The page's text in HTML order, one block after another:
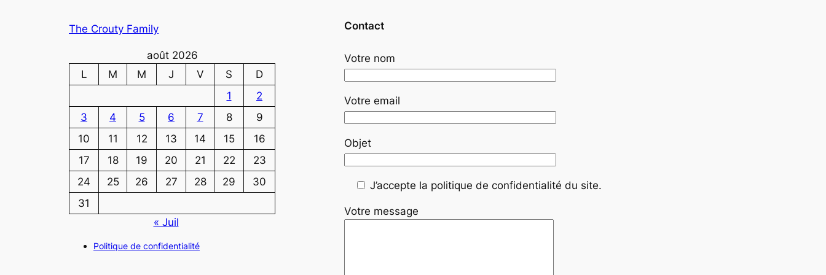
The Crouty Family
août 2026
L
M M J V S
D
1
2
3
4 5 6 7 8
9
10
11 12 13 14 15
16
17
18 19 20 21 22
23
24
25 26 27 28 29
30
31
« Juil
Politique de confidentialité
Contact
Votre nom
Votre email
Objet
J’accepte la politique de confidentialité du site.
Votre message